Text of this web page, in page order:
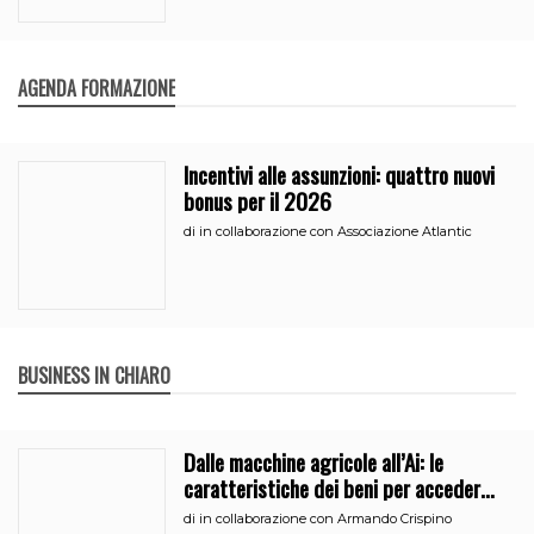
AGENDA FORMAZIONE
Incentivi alle assunzioni: quattro nuovi
bonus per il 2026
di in collaborazione con Associazione Atlantic
BUSINESS IN CHIARO
Dalle macchine agricole all’Ai: le
caratteristiche dei beni per accedere
all’iperammortamento
di in collaborazione con Armando Crispino